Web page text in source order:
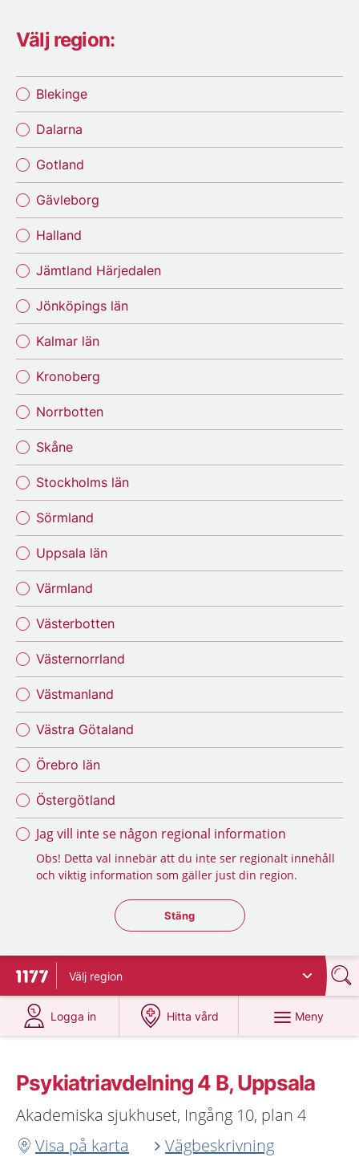
Välj region:
Blekinge
Dalarna
Gotland
Gävleborg
Halland
Jämtland Härjedalen
Jönköpings län
Kalmar län
Kronoberg
Norrbotten
Skåne
Stockholms län
Sörmland
Uppsala län
Värmland
Västerbotten
Västernorrland
Västmanland
Västra Götaland
Örebro län
Östergötland
Jag vill inte se någon regional information
Obs! Detta val innebär att du inte ser regionalt innehåll
och viktig information som gäller just din region.
Stäng regionsväljaren
Stäng
Till startsidan för 1177
Välj region
Logga in
på 1177.se
Hitta vård
på 1177.se
Meny
Psykiatriavdelning 4 B, Uppsala
Akademiska sjukhuset, Ingång 10, plan 4
Visa på karta
Vägbeskrivning